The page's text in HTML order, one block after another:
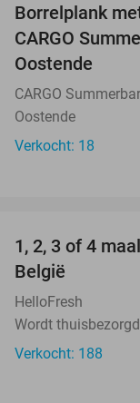
Borrelplank
CARGO
Oostende
CARGO
Oostende
Verkocht: 18
1, 2, 3 of 4
België
HelloFresh
Wordt thuisbezorgd
Verkocht: 188